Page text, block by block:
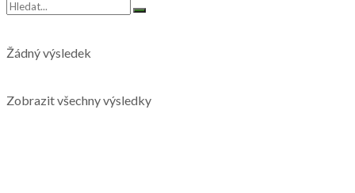
Žádný výsledek
Zobrazit všechny výsledky